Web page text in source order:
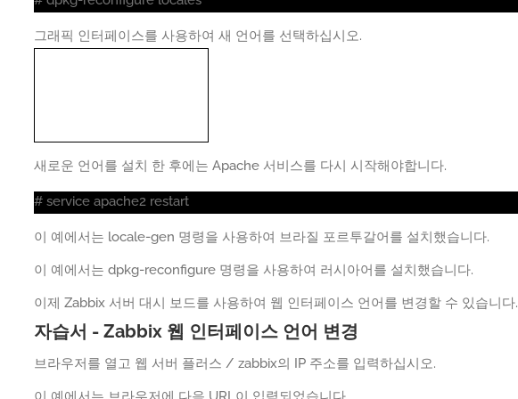
그래픽 인터페이스를 사용하여 새 언어를 선택하십시오.
새로운 언어를 설치 한 후에는 Apache 서비스를 다시 시작해야합니다.
# service apache2 restart
이 예에서는 locale-gen 명령을 사용하여 브라질 포르투갈어를 설치했습니다.
이 예에서는 dpkg-reconfigure 명령을 사용하여 러시아어를 설치했습니다.
이제 Zabbix 서버 대시 보드를 사용하여 웹 인터페이스 언어를 변경할 수 있습니다.
자습서 - Zabbix 웹 인터페이스 언어 변경
브라우저를 열고 웹 서버 플러스 / zabbix의 IP 주소를 입력하십시오.